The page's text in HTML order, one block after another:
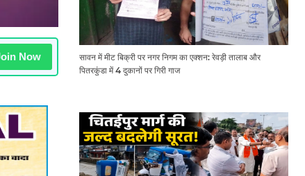
Now
सावन में मीट बिक्री पर नगर निगम का एक्शन: रेवड़ी तालाब और
पितरकुंडा में 4 दुकानों पर गिरी गाज